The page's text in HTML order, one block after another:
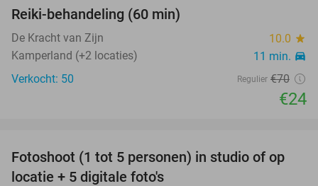
Reiki-behandeling (60 min)
De Kracht van Zijn 10.0 star
Kamperland (+2 locaties) 11 min. directions_car
Verkocht: 50 Regulier €70
€24
71%
Fotoshoot (1 tot 5 personen) in studio of op
locatie + 5 digitale foto's